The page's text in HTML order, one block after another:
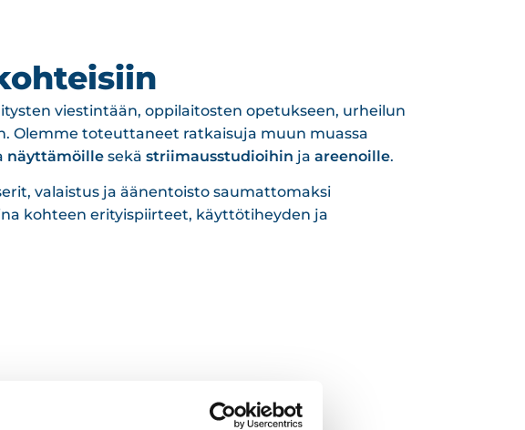
viestintään, oppilaitosten opetukseen, urheilun
toteuttaneet ratkaisuja muun muassa
näyttämöille sekästriimausstudioihin jaareenoille.
valaistus ja äänentoisto saumattomaksi
kohteen erityispiirteet, käyttötiheyden ja